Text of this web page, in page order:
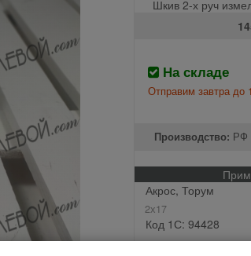
Шкив 2-х руч
На складе
Отправим завтра до
Производство: РФ
Акрос, Торум
2х17
Код 1С: 94428